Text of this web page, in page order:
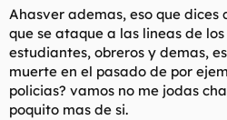
Ahasver ademas, eso que
que se ataque a las lineas de
estudiantes, obreros y demas,
muerte en el pasado de por
policias? vamos no me jodas
poquito mas de si.